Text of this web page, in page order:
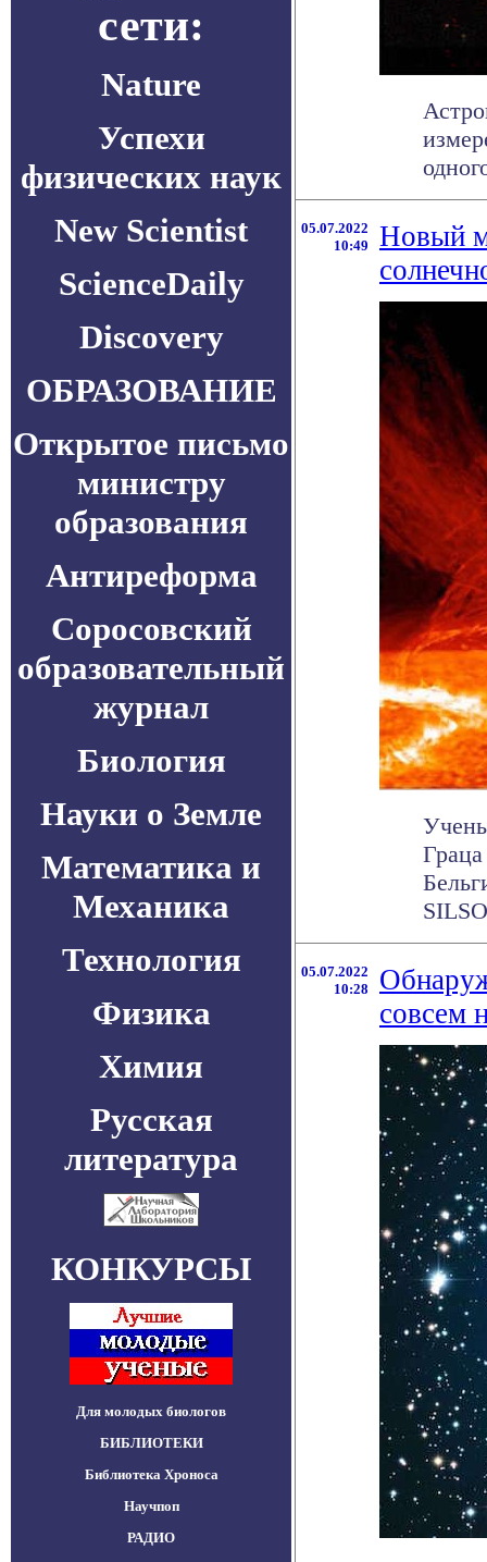
сети:
Nature
Успехи
физических наук
New Scientist
ScienceDaily
Discovery
ОБРАЗОВАНИЕ
Открытое письмо
министру
образования
Антиреформа
Соросовский
образовательный
журнал
Биология
Науки о Земле
Математика и
Механика
Технология
Физика
Химия
Русская
литература
КОНКУРСЫ
Для молодых биологов
БИБЛИОТЕКИ
Библиотека Хроноса
Научпоп
РАДИО
05.07.2022
10:49
Новый
05.07.2022
10:28
совсем